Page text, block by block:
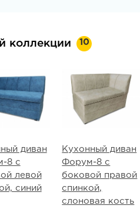
коллекции 10
диван
8 с
левой
синий
Кухонный диван
Форум-8 с
боковой правой
спинкой,
слоновая кость